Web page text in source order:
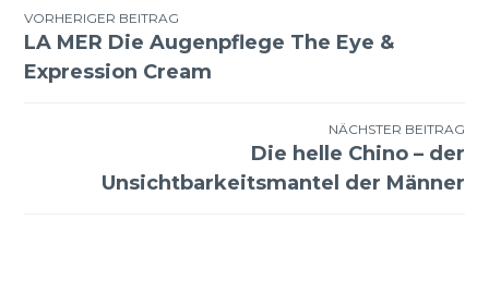
Beitragsnavigation
VORHERIGER BEITRAG
LA MER Die Augenpflege The Eye &
Expression Cream
NÄCHSTER BEITRAG
Die helle Chino – der
Unsichtbarkeitsmantel der Männer